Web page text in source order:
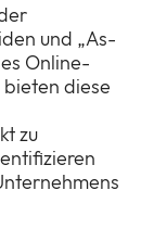
a
sub
or
und „As-
Online-
diese
zu